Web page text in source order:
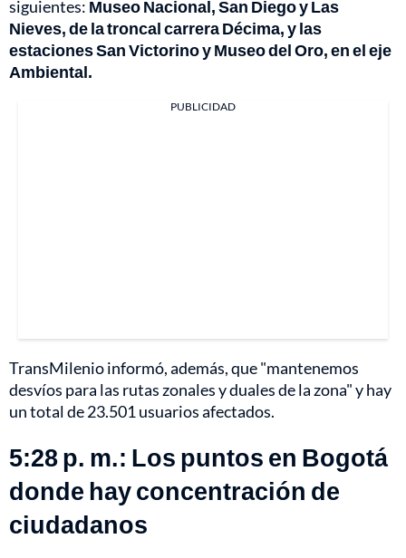
siguientes: Museo Nacional, San Diego y Las
Nieves, de la troncal carrera Décima, y las
estaciones San Victorino y Museo del Oro, en el eje
Ambiental.
PUBLICIDAD
TransMilenio informó, además, que "mantenemos
desvíos para las rutas zonales y duales de la zona" y hay
un total de 23.501 usuarios afectados.
5:28 p. m.: Los puntos en Bogotá
donde hay concentración de
ciudadanos